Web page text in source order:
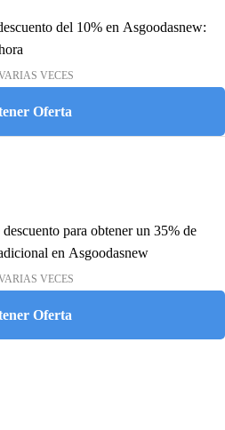
del 10% en Asgoodasnew:
VECES
Oferta
para obtener un 35% de
en Asgoodasnew
VECES
Oferta